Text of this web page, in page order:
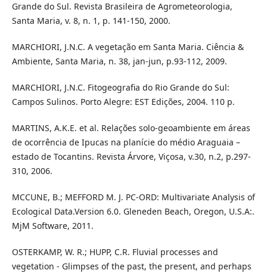
Grande do Sul. Revista Brasileira de Agrometeorologia,
Santa Maria, v. 8, n. 1, p. 141-150, 2000.
MARCHIORI, J.N.C. A vegetação em Santa Maria. Ciência &
Ambiente, Santa Maria, n. 38, jan-jun, p.93-112, 2009.
MARCHIORI, J.N.C. Fitogeografia do Rio Grande do Sul:
Campos Sulinos. Porto Alegre: EST Edições, 2004. 110 p.
MARTINS, A.K.E. et al. Relações solo-geoambiente em áreas
de ocorrência de Ipucas na planície do médio Araguaia –
estado de Tocantins. Revista Árvore, Viçosa, v.30, n.2, p.297-
310, 2006.
MCCUNE, B.; MEFFORD M. J. PC-ORD: Multivariate Analysis of
Ecological Data.Version 6.0. Gleneden Beach, Oregon, U.S.A:.
MjM Software, 2011.
OSTERKAMP, W. R.; HUPP, C.R. Fluvial processes and
vegetation - Glimpses of the past, the present, and perhaps